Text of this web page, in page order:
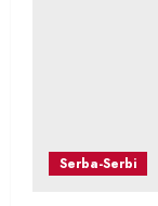
Serba-Serbi